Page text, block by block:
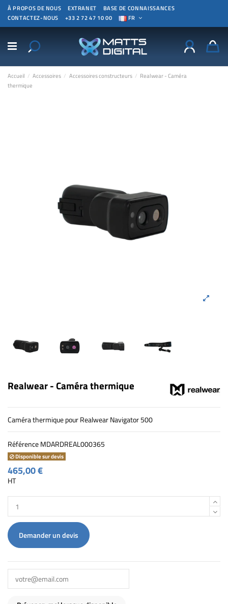
À PROPOS DE NOUS EXTRANET
BASE DE CONNAISSANCES
CONTACTEZ-NOUS
+33 2 72 47 10 00 FR
Accueil Accessoires Accessoires constructeurs
Realwear - Caméra
thermique
Realwear - Caméra thermique
Caméra thermique pour Realwear Navigator 500
RéférenceMDARDREAL000365
Disponible sur devis
465,00 €
HT
Demander un devis